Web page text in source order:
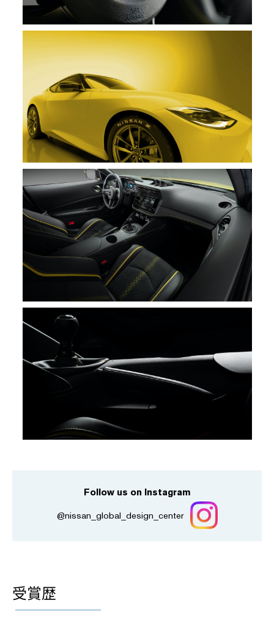
Follow us on Instagram
@nissan_global_design_center
受賞歴